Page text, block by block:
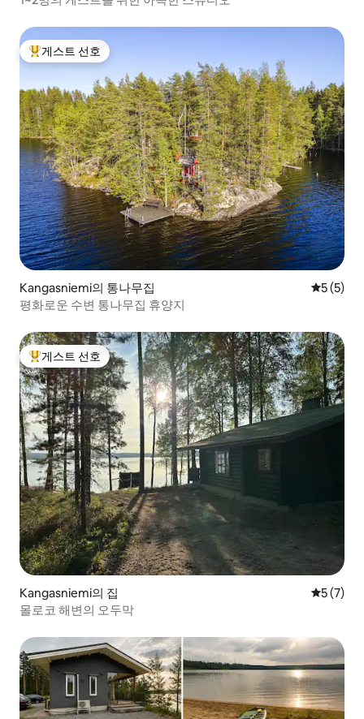
상위 게스트 선호
게스트 선호
Kangasniemi의 통나무집 평점 5점
5 (5)
평화로운 수변 통나무집 휴양지
상위 게스트 선호
게스트 선호
Kangasniemi의 집 평점 5점
5 (7)
몰로코 해변의 오두막